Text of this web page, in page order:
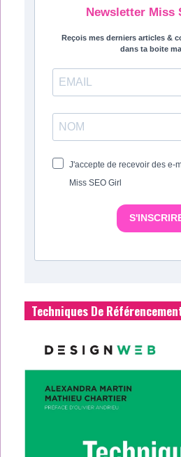
Newsletter Miss
Reçois mes derniers articles &
dans ta boite
J'accepte de recevoir des e-
Miss SEO Girl
Techniques De